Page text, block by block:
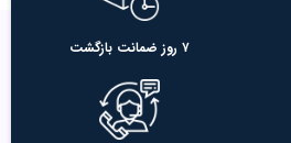
۷ روز ضمانت بازگشت